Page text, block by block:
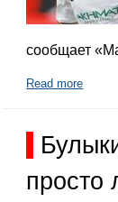
сообщает
Read more
просто